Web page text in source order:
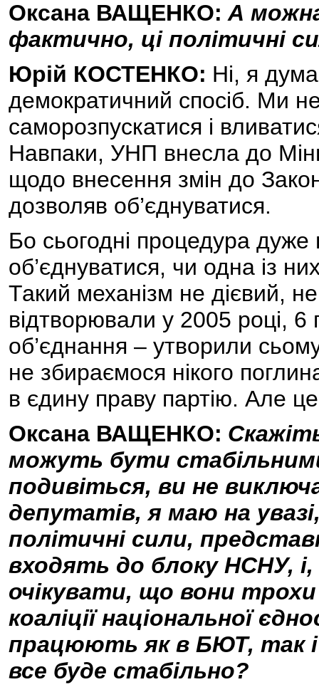
Оксана ВАЩЕНКО: А
фактично, ці політичні
Юрій КОСТЕНКО: Ні, я
демократичний спосіб. Ми
саморозпускатися і
Навпаки, УНП внесла до
щодо внесення змін до
дозволяв об’єднуватися.
Бо сьогодні процедура
об’єднуватися, чи одна із
Такий механізм не дієвий,
відтворювали у 2005 році, 6
об’єднання – утворили
не збираємося нікого
в єдину праву партію. Але
Оксана ВАЩЕНКО:
можуть бути
подивіться, ви не
депутатів, я маю на
політичні сили,
входять до блоку НСНУ,
очікувати, що вони
коаліції національної
працюють як в БЮТ, так і
все буде стабільно?